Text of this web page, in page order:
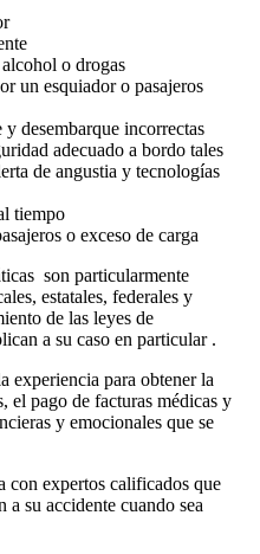
o drogas
un esquiador o pasajeros
desembarque incorrectas
adecuado a bordo tales
de angustia y tecnologías
tiempo
o exceso de carga
son particularmente
estatales, federales y
de las leyes de
a su caso en particular .
para obtener la
el pago de facturas médicas y
y emocionales que se
expertos calificados que
su accidente cuando sea